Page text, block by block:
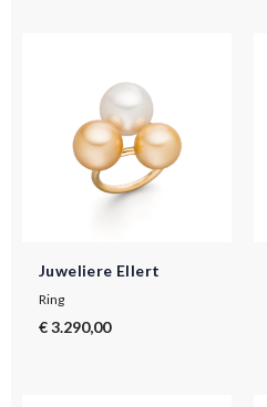
Juweliere Ellert
Ring
€ 3.290,00